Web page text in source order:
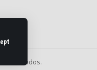
Reservados.